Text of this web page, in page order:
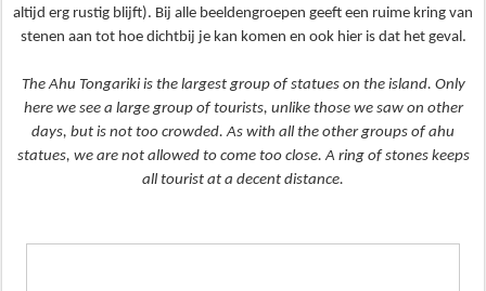
altijd erg rustig blijft). Bij alle beeldengroepen geeft een ruime kring van
stenen aan tot hoe dichtbij je kan komen en ook hier is dat het geval.
The Ahu Tongariki is the largest group of statues on the island. Only
here we see a large group of tourists, unlike those we saw on other
days, but is not too crowded. As with all the other groups of ahu
statues, we are not allowed to come too close. A ring of stones keeps
all tourist at a decent distance.